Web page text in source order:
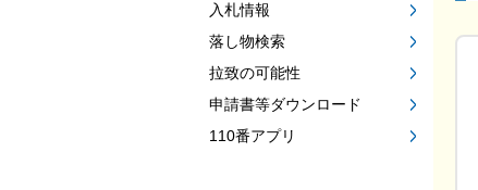
入札情報
落し物検索
拉致の可能性
申請書等ダウンロード
110番アプリ